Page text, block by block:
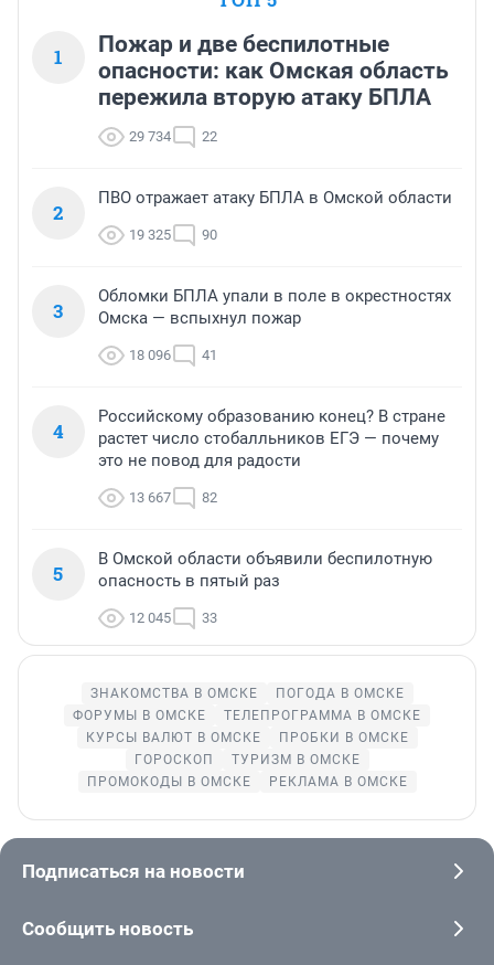
1
Пожар и две беспилотные
опасности: как Омская область
пережила вторую атаку БПЛА
29 734 22
2
ПВО отражает атаку БПЛА в Омской области
19 325 90
3
Обломки БПЛА упали в поле в окрестностях
Омска — вспыхнул пожар
18 096 41
4
Российскому образованию конец? В стране
растет число стобалльников ЕГЭ — почему
это не повод для радости
13 667 82
5
В Омской области объявили беспилотную
опасность в пятый раз
12 045 33
ЗНАКОМСТВА В ОМСКЕ
ПОГОДА В ОМСКЕ
ФОРУМЫ В ОМСКЕ
ТЕЛЕПРОГРАММА В ОМСКЕ
КУРСЫ ВАЛЮТ В ОМСКЕ
ПРОБКИ В ОМСКЕ
ГОРОСКОП
ТУРИЗМ В ОМСКЕ
ПРОМОКОДЫ В ОМСКЕ
РЕКЛАМА В ОМСКЕ
Подписаться на новости
Сообщить новость